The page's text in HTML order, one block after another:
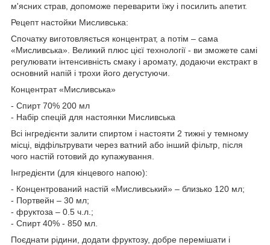
м'ясних страв, допоможе переварити їжу і посилить апетит.
Рецепт настойки Мисливська:
Спочатку виготовляється концентрат, а потім – сама
«Мисливська». Великий плюс цієї технології - ви зможете самі
регулювати інтенсивність смаку і аромату, додаючи екстракт в
основний напій і трохи його дегустуючи.
Концентрат «Мисливська»
- Спирт 70% 200 мл
- Набір спецій для настоянки Мисливська
Всі інгредієнти залити спиртом і настояти 2 тижні у темному
місці, відфільтрувати через ватний або інший фільтр, після
чого настій готовий до купажування.
Інгредієнти (для кінцевого напою):
- Концентрований настій «Мисливський» – близько 120 мл;
- Портвейн – 30 мл;
- фруктоза – 0.5 ч.л.;
- Спирт 40% - 850 мл.
Поєднати рідини, додати фруктозу, добре перемішати і